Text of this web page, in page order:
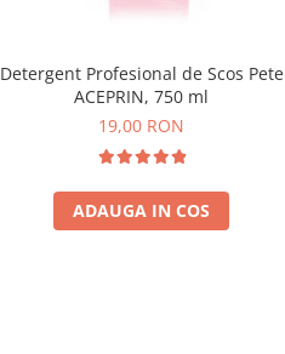
Detergent Profesional de Scos Pete
ACEPRIN, 750 ml
19,00 RON
ADAUGA IN COS